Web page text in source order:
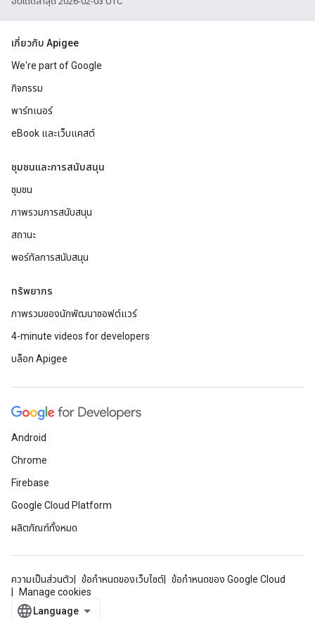
เกี่ยวกับ Apigee
We're part of Google
กิจกรรม
พาร์ทเนอร์
eBook และเว็บแคสต์
ชุมชนและการสนับสนุน
ชุมชน
ภาพรวมการสนับสนุน
สถานะ
พอร์ทัลการสนับสนุน
ทรัพยากร
ภาพรวมของนักพัฒนาซอฟต์แวร์
4-minute videos for developers
บล็อก Apigee
Android
Chrome
Firebase
Google Cloud Platform
ผลิตภัณฑ์ทั้งหมด
ความเป็นส่วนตัว ข้อกำหนดของเว็บไซต์
ข้อกำหนดของ Google Cloud
Manage cookies